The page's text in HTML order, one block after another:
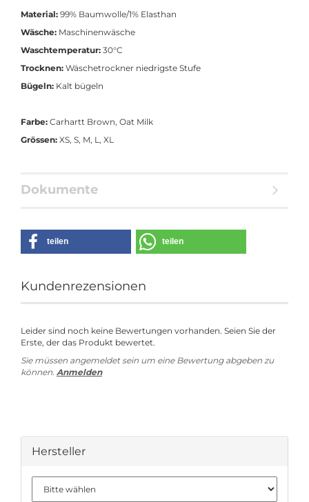
Material: 99% Baumwolle/1% Elasthan
Wäsche: Maschinenwäsche
Waschtemperatur: 30°C
Trocknen: Wäschetrockner niedrigste Stufe
Bügeln: Kalt bügeln
Farbe: Carhartt Brown, Oat Milk
Grössen: XS, S, M, L, XL
Dokumente
teilen teilen
Kundenrezensionen
Leider sind noch keine Bewertungen vorhanden. Seien Sie der
Erste, der das Produkt bewertet.
Sie müssen angemeldet sein um eine Bewertung abgeben zu
können. Anmelden
Hersteller